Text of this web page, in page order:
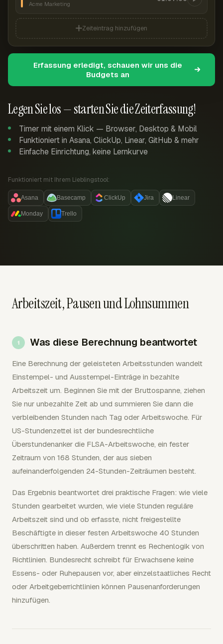
Legen Sie los — starten Sie die Zeiterfassung!
Timer mit einem Klick — Browser, Desktop & Mobil
Funktioniert in Asana, ClickUp, Linear, GitHub & mehr
Einfache Einrichtung, keine Lernkurve
Funktioniert mit Ihrem Lieblingstool:
Asana Basecamp ClickUp Jira Linear
Monday Trello
Acme Marketing
Zeiteintrag hinzufügen
Erfassung erledigt, schauen wir uns die
Budgets an
Arbeitszeit, Pausen und Lohnsummen
Was diese Berechnung beantwortet
Eine Berechnung der geleisteten Arbeitsstunden wandelt
Einstempel- und Ausstempel-Einträge in bezahlte
Arbeitszeit um. Beginnen Sie mit der Bruttospanne, ziehen
Sie nur unbezahlte Zeit ab und summieren Sie dann die
verbleibenden Stunden nach Tag oder Arbeitswoche. Für
US-Stundenzettel ist der bundesrechtliche
Überstundenanker die FLSA-Arbeitswoche, ein fester
Zeitraum von 168 Stunden, der aus sieben
aufeinanderfolgenden 24-Stunden-Zeiträumen besteht.
Das Ergebnis beantwortet drei praktische Fragen: wie viele
Stunden gearbeitet wurden, wie viele Stunden reguläre
Arbeitszeit sind und ob erfasste, nicht freigestellte
Beschäftigte in dieser festen Arbeitswoche 40 Stunden
überschritten haben. Außerdem trennt es Rechenlogik von
Richtlinien. Bundesrecht schreibt für Erwachsene keine
Essens- oder Ruhepausen vor, aber einzelstaatliches Recht
oder Arbeitgeberrichtlinien können Pausenanforderungen
hinzufügen.